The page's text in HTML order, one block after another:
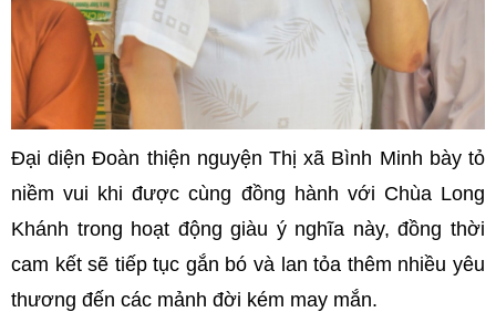
Đại diện Đoàn thiện nguyện Thị xã Bình Minh bày tỏ
niềm vui khi được cùng đồng hành với Chùa Long
Khánh trong hoạt động giàu ý nghĩa này, đồng thời
cam kết sẽ tiếp tục gắn bó và lan tỏa thêm nhiều yêu
thương đến các mảnh đời kém may mắn.